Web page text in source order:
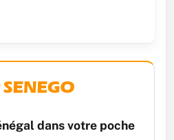
dans votre poche